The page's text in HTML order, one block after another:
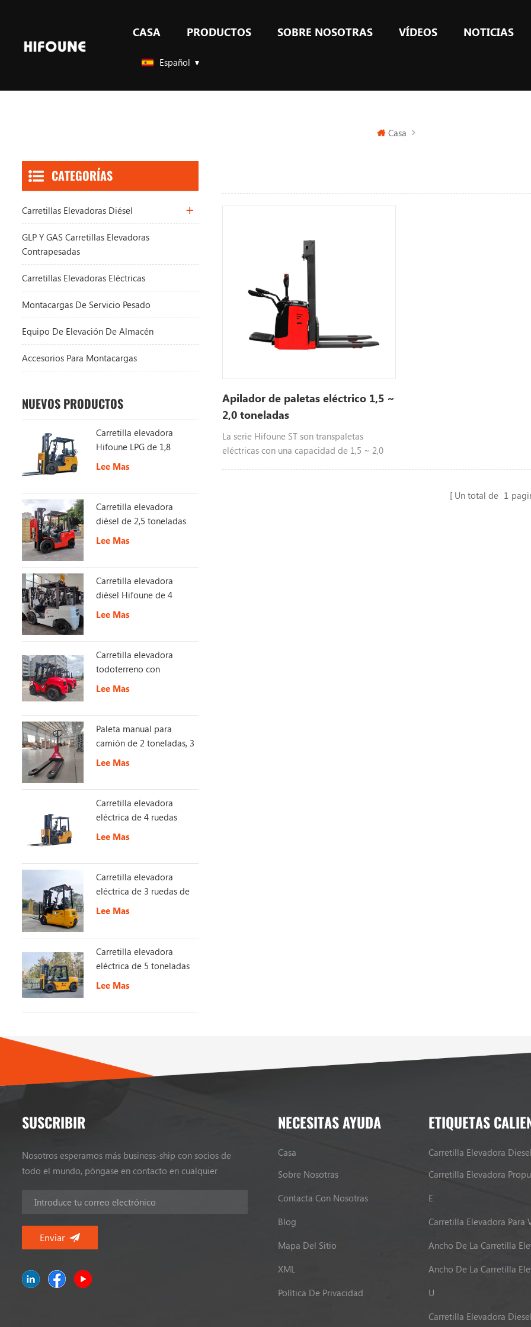
CASA PRODUCTOS SOBRE NOSOTRAS VÍDEOS NOTICIAS
Español
Casa
Apilador de paletas eléctrico 1,5 ~
2,0 toneladas
La serie Hifoune ST son transpaletas
eléctricas con una capacidad de 1,5 ~ 2,0
Un total de 1
CATEGORÍAS
Carretillas Elevadoras Diésel
GLP Y GAS Carretillas Elevadoras
Contrapesadas
Carretillas Elevadoras Eléctricas
Montacargas De Servicio Pesado
Equipo De Elevación De Almacén
Accesorios Para Montacargas
NUEVOS PRODUCTOS
Carretilla elevadora
Hifoune LPG de 1,8
toneladas a la venta
Lee Mas
Carretilla elevadora
diésel de 2,5 toneladas
con EURO Stage 5
Lee Mas
Carretilla elevadora
diésel Hifoune de 4
toneladas con motor
Lee Mas
Carretilla elevadora
todoterreno con
interruptor de 2,5 -3,5
Lee Mas
Paleta manual para
camión de 2 toneladas, 3
toneladas y 5 toneladas
Lee Mas
Carretilla elevadora
eléctrica de 4 ruedas
Lee Mas
Carretilla elevadora
eléctrica de 3 ruedas de
1,5 toneladas
Lee Mas
Carretilla elevadora
eléctrica de 5 toneladas
con batería de larga
Lee Mas
SUSCRIBIR
Nosotros esperamos más business-ship con socios de
todo el mundo, póngase en contacto en cualquier
NECESITAS AYUDA
Casa
Sobre Nosotras
Contacta Con Nosotras
Blog
Mapa Del Sitio
XML
Política De Privacidad
ETIQUETAS
Carretilla Elevadora
E
Carretilla Elevadora Para
Ancho De La Carretilla
Ancho De La Carretilla
U
Carretilla Elevadora